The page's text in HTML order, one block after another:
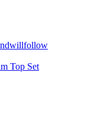
Top Set